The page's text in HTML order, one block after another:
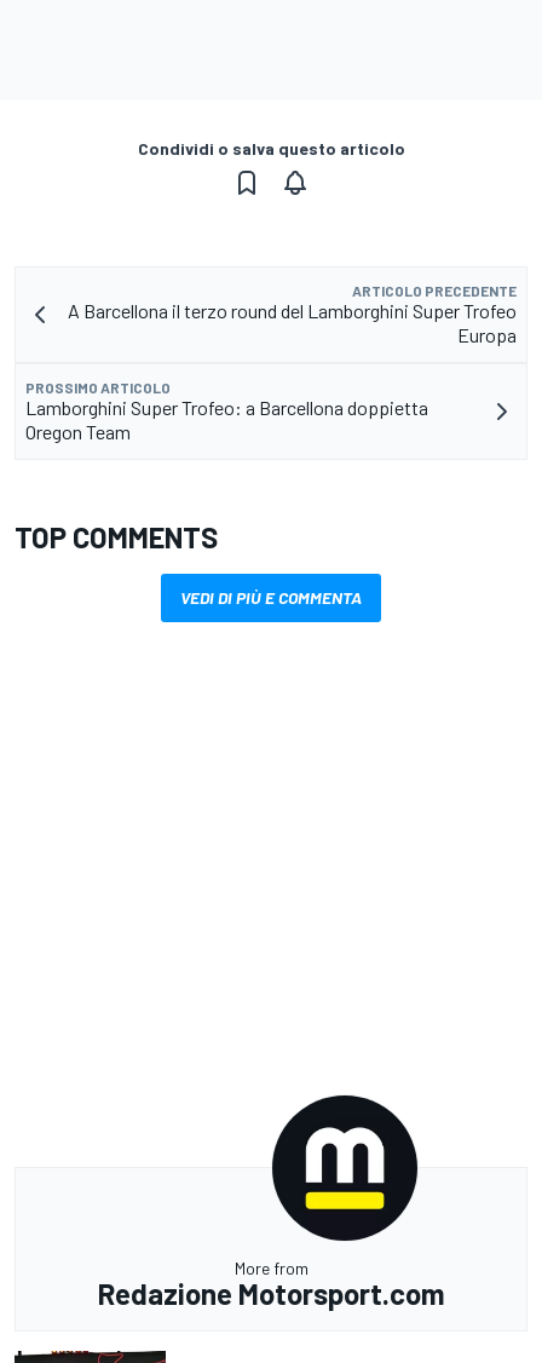
Condividi o salva questo articolo
ARTICOLO PRECEDENTE
A Barcellona il terzo round del Lamborghini Super Trofeo
Europa
PROSSIMO ARTICOLO
Lamborghini Super Trofeo: a Barcellona doppietta
Oregon Team
TOP COMMENTS
VEDI DI PIÙ E COMMENTA
More from
Redazione Motorsport.com